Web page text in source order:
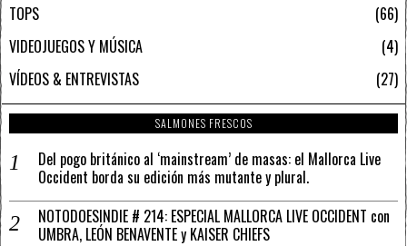
TOPS
66
VIDEOJUEGOS Y MÚSICA
4
VÍDEOS & ENTREVISTAS
27
SALMONES FRESCOS
Del pogo británico al ‘mainstream’ de masas: el Mallorca Live
Occident borda su edición más mutante y plural.
NOTODOESINDIE # 214: ESPECIAL MALLORCA LIVE OCCIDENT con
UMBRA, LEÓN BENAVENTE y KAISER CHIEFS